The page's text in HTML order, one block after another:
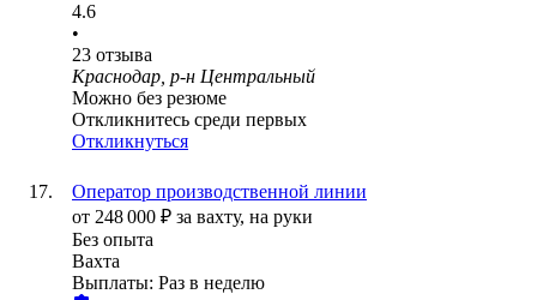
4.6
•
23 отзыва
Краснодар, р-н Центральный
Можно без резюме
Откликнитесь среди первых
Откликнуться
Оператор производственной линии
от 248 000 ₽ за вахту, на руки
Без опыта
Вахта
Выплаты: Раз в неделю